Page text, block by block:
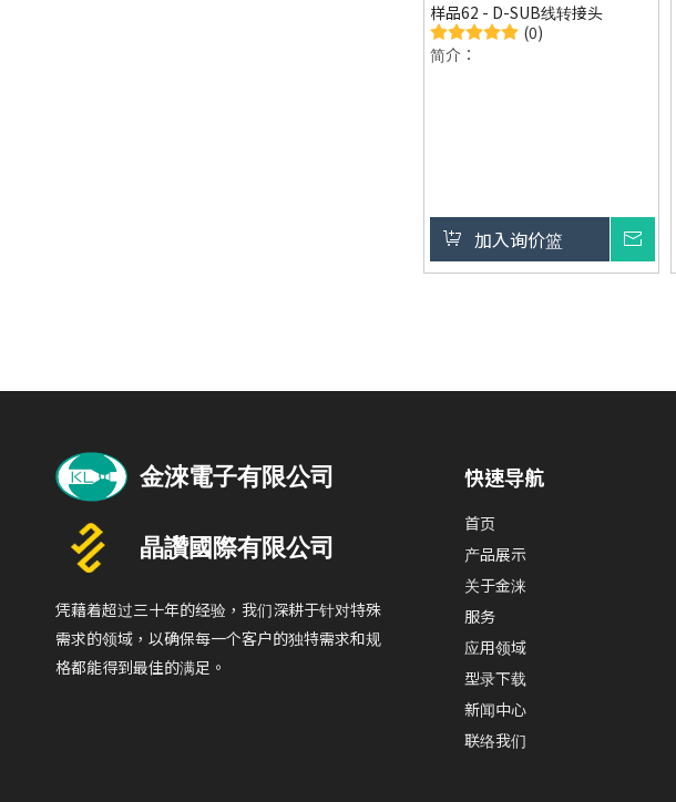
样品62 - D-SUB线转接头
(0)
简介：
加入询价篮
凭藉着超过三十年的经验，我们深耕于针对特殊
需求的领域，以确保每一个客户的独特需求和规
格都能得到最佳的满足。
快速导航
首页
产品展示
关于金涞
服务
应用领域
型录下载
新闻中心
联络我们